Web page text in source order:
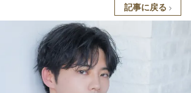
記事に戻る